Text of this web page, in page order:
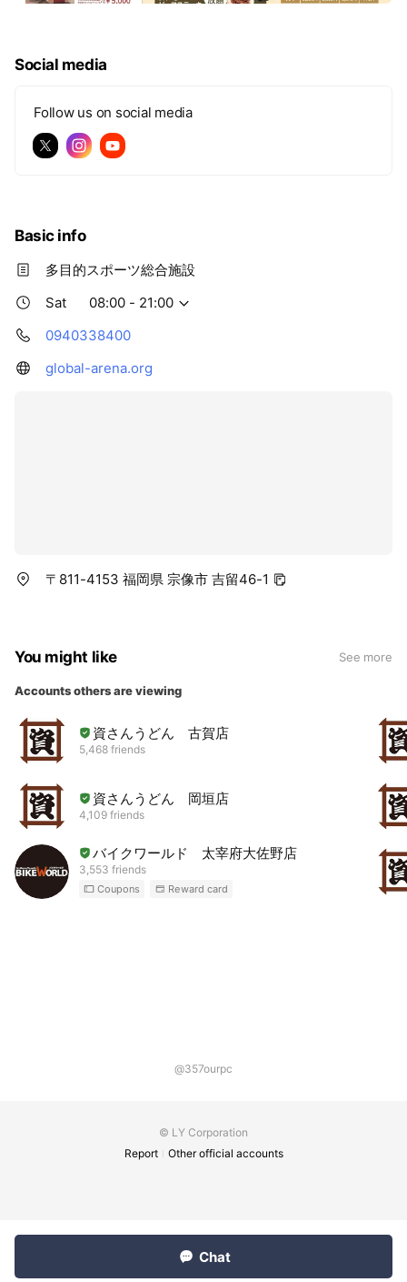
Social media
Follow us on social media
Basic info
多目的スポーツ総合施設
Sat
08:00 - 21:00
0940338400
global-arena.org
〒811-4153 福岡県 宗像市 吉留46-1
You might like See more
Accounts others are viewing
資さんうどん 古賀店
5,468 friends
資さんうどん 岡垣店
4,109 friends
バイクワールド 太宰府大佐野店
3,553 friends
Coupons Reward card
@357ourpc
© LY Corporation
Report
Other official accounts
Chat